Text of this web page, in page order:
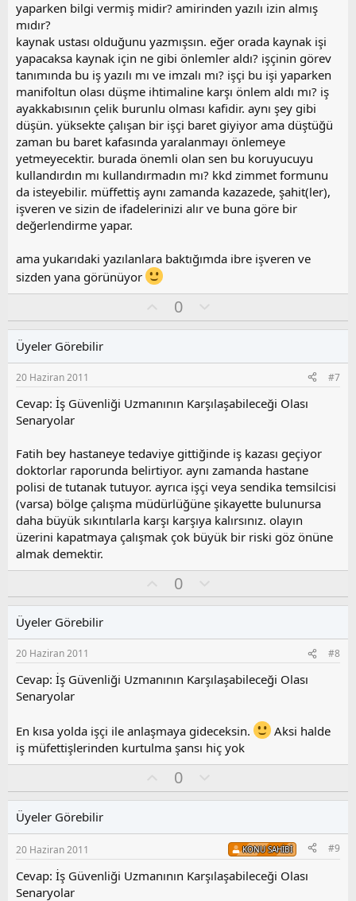
yaparken bilgi vermiş midir? amirinden yazılı izin almış
mıdır?
kaynak ustası olduğunu yazmışsın. eğer orada kaynak işi
yapacaksa kaynak için ne gibi önlemler aldı? işçinin görev
tanımında bu iş yazılı mı ve imzalı mı? işçi bu işi yaparken
manifoltun olası düşme ihtimaline karşı önlem aldı mı? iş
ayakkabısının çelik burunlu olması kafidir. aynı şey gibi
düşün. yüksekte çalışan bir işçi baret giyiyor ama düştüğü
zaman bu baret kafasında yaralanmayı önlemeye
yetmeyecektir. burada önemli olan sen bu koruyucuyu
kullandırdın mı kullandırmadın mı? kkd zimmet formunu
da isteyebilir. müffettiş aynı zamanda kazazede, şahit(ler),
işveren ve sizin de ifadelerinizi alır ve buna göre bir
değerlendirme yapar.
ama yukarıdaki yazılanlara baktığımda ibre işveren ve
sizden yana görünüyor
y
0
l
s
u
z
l
a
Üyeler Görebilir
20 Haziran 2011 #7
Cevap: İş Güvenliği Uzmanının Karşılaşabileceği Olası
Senaryolar
Fatih bey hastaneye tedaviye gittiğinde iş kazası geçiyor
doktorlar raporunda belirtiyor. aynı zamanda hastane
polisi de tutanak tutuyor. ayrıca işçi veya sendika temsilcisi
(varsa) bölge çalışma müdürlüğüne şikayette bulunursa
daha büyük sıkıntılarla karşı karşıya kalırsınız. olayın
üzerini kapatmaya çalışmak çok büyük bir riski göz önüne
almak demektir.
y
0
l
s
u
z
l
a
Üyeler Görebilir
20 Haziran 2011 #8
Cevap: İş Güvenliği Uzmanının Karşılaşabileceği Olası
Senaryolar
En kısa yolda işçi ile anlaşmaya gideceksin.
Aksi halde
iş müfettişlerinden kurtulma şansı hiç yok
y
0
l
s
u
z
Üyeler Görebilir
20 Haziran 2011 KONU SAHIBI #9
Cevap: İş Güvenliği Uzmanının Karşılaşabileceği Olası
Senaryolar